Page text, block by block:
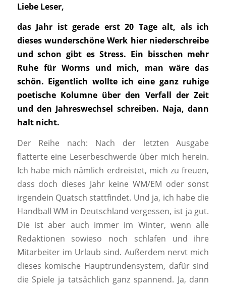
Liebe Leser,
das Jahr ist gerade erst 20 Tage alt, als ich
dieses wunderschöne Werk hier niederschreibe
und schon gibt es Stress. Ein bisschen mehr
Ruhe für Worms und mich, man wäre das
schön. Eigentlich wollte ich eine ganz ruhige
poetische Kolumne über den Verfall der Zeit
und den Jahreswechsel schreiben. Naja, dann
halt nicht.
Der Reihe nach: Nach der letzten Ausgabe
flatterte eine Leserbeschwerde über mich herein.
Ich habe mich nämlich erdreistet, mich zu freuen,
dass doch dieses Jahr keine WM/EM oder sonst
irgendein Quatsch stattfindet. Und ja, ich habe die
Handball WM in Deutschland vergessen, ist ja gut.
Die ist aber auch immer im Winter, wenn alle
Redaktionen sowieso noch schlafen und ihre
Mitarbeiter im Urlaub sind. Außerdem nervt mich
dieses komische Hauptrundensystem, dafür sind
die Spiele ja tatsächlich ganz spannend. Ja, dann